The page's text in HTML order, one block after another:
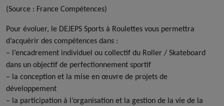
(Source : France Compétences)
Pour évoluer, le DEJEPS Sports à Roulettes vous permettra
d’acquérir des compétences dans :
– l’encadrement individuel ou collectif du Roller / Skateboard
dans un objectif de perfectionnement sportif
– la conception et la mise en œuvre de projets de
développement
– la participation à l’organisation et la gestion de la vie de la